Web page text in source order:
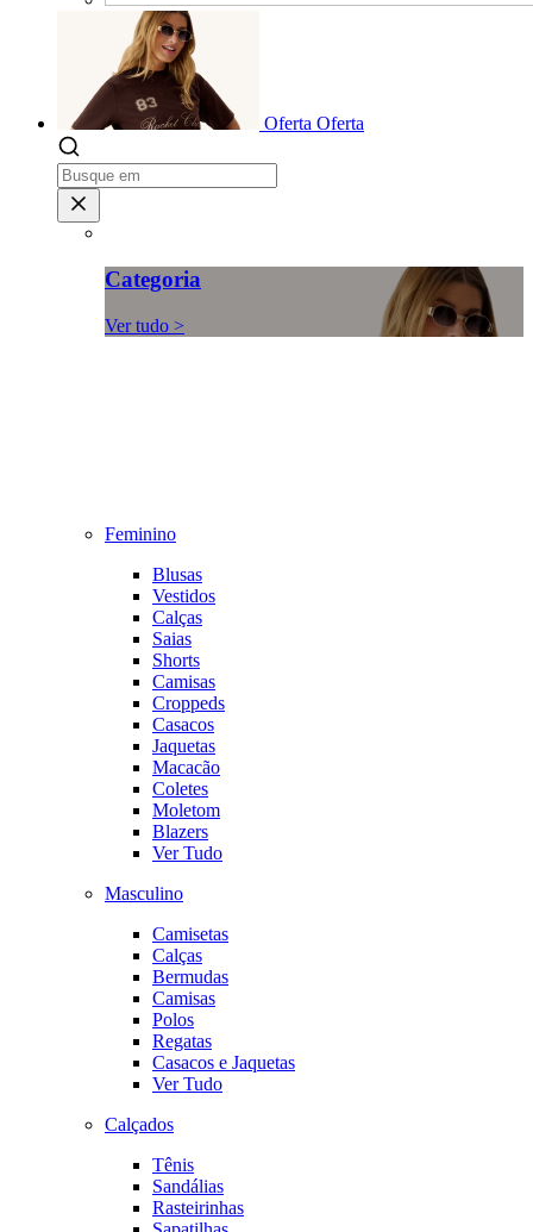
Oferta Oferta
Categoria
Ver tudo >
Feminino
Blusas
Vestidos
Calças
Saias
Shorts
Camisas
Croppeds
Casacos
Jaquetas
Macacão
Coletes
Moletom
Blazers
Ver Tudo
Masculino
Camisetas
Calças
Bermudas
Camisas
Polos
Regatas
Casacos e Jaquetas
Ver Tudo
Calçados
Tênis
Sandálias
Rasteirinhas